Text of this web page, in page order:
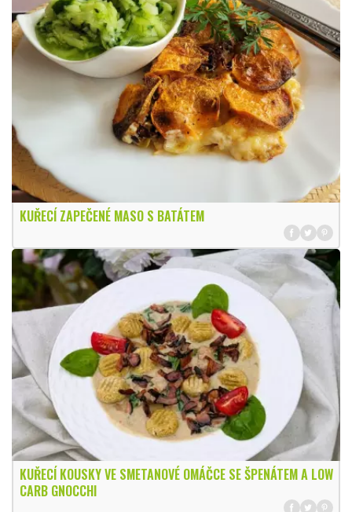
KUŘECÍ ZAPEČENÉ MASO S BATÁTEM
KUŘECÍ KOUSKY VE SMETANOVÉ OMÁČCE SE ŠPENÁTEM A LOW
CARB GNOCCHI